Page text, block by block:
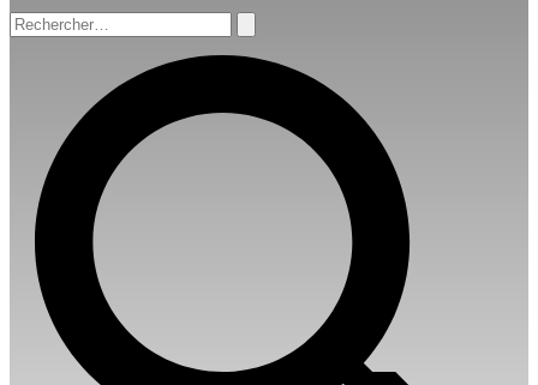
Rechercher :